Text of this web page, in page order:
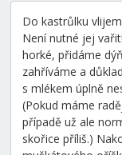
Do kastrůlku
Není nutné jej
horké, přidáme
zahříváme a
s mlékem úplně
(Pokud máme
případě už ale
skořice příliš.)